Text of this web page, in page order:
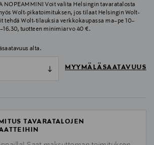
NOPEAMMIN! Voit valita Helsingin tavaratalosta
Wolt-pikatoimituksen, jos tilaat Helsingin Wolt-
tehdä Wolt-tilauksia verkkokaupassa ma–pe 10–
tuotteen minimiarvo 40 €.
alta.
MYYMÄLÄSAATAVUUS
TAVARATALOJEN